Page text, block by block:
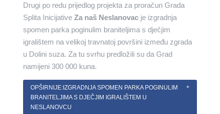
Drugi po redu prijedlog projekta za proračun Grada
Splita Inicijative Za naš Neslanovacje izgradnja
spomen parka poginulim braniteljima s dječjim
igralištem na velikoj travnatoj površini između zgrada
u Dolini suza. Za tu svrhu predložili su da Grad
namijeni 300 000 kuna.
OPŠIRNIJE:IZGRADNJA SPOMEN PARKA POGINULIM
BRANITELJIMA S DJEČJIM IGRALIŠTEM U
NESLANOVCU